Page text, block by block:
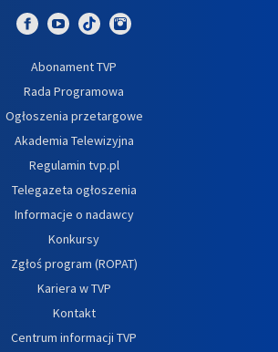
Abonament TVP
Rada Programowa
Ogłoszenia przetargowe
Akademia Telewizyjna
Regulamin tvp.pl
Telegazeta ogłoszenia
Informacje o nadawcy
Konkursy
Zgłoś program (ROPAT)
Kariera w TVP
Kontakt
Centrum informacji TVP